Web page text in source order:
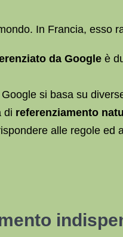
In Francia, esso
da Google è
si basa su
di referenziamento
alle regole ed